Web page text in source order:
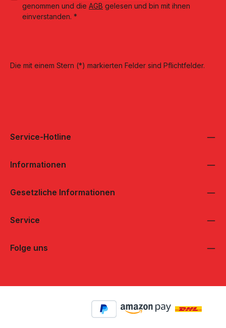
genommen und die AGB gelesen und bin mit ihnen
einverstanden. *
Die mit einem Stern (*) markierten Felder sind Pflichtfelder.
Service-Hotline
Informationen
Gesetzliche Informationen
Service
Folge uns